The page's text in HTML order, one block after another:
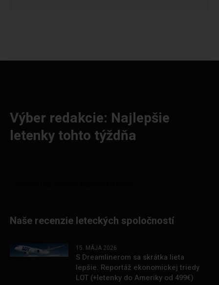
Výber redakcie: Najlepšie
letenky tohto týždňa
Naše recenzie leteckých spoločností
15. MÁJA 2026
S Dreamlinerom sa skrátka lieta
lepšie. Reportáž ekonomickej triedy
LOT (+letenky do Ameriky od 499€)